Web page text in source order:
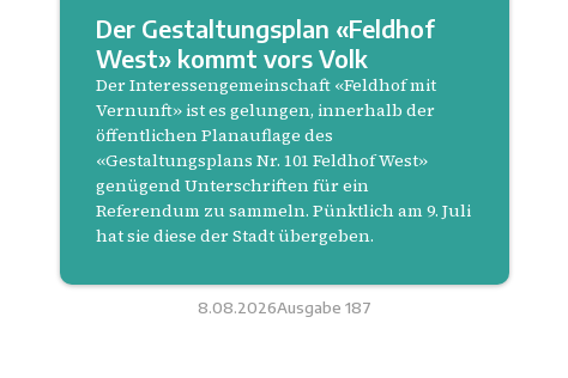
Der Gestaltungsplan «Feldhof
West» kommt vors Volk
Der Interessengemeinschaft «Feldhof mit
Vernunft» ist es gelungen, innerhalb der
öffentlichen Planauflage des
«Gestaltungsplans Nr. 101 Feldhof West»
genügend Unterschriften für ein
Referendum zu sammeln. Pünktlich am 9. Juli
hat sie diese der Stadt übergeben.
8.08.2026Ausgabe 187